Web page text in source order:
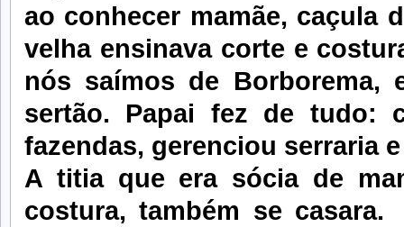
ao conhecer mamãe, caçula
velha ensinava corte e
nós saímos de
sertão. Papai fez de tudo:
fazendas, gerenciou serraria
A titia que era sócia de
costura, também se